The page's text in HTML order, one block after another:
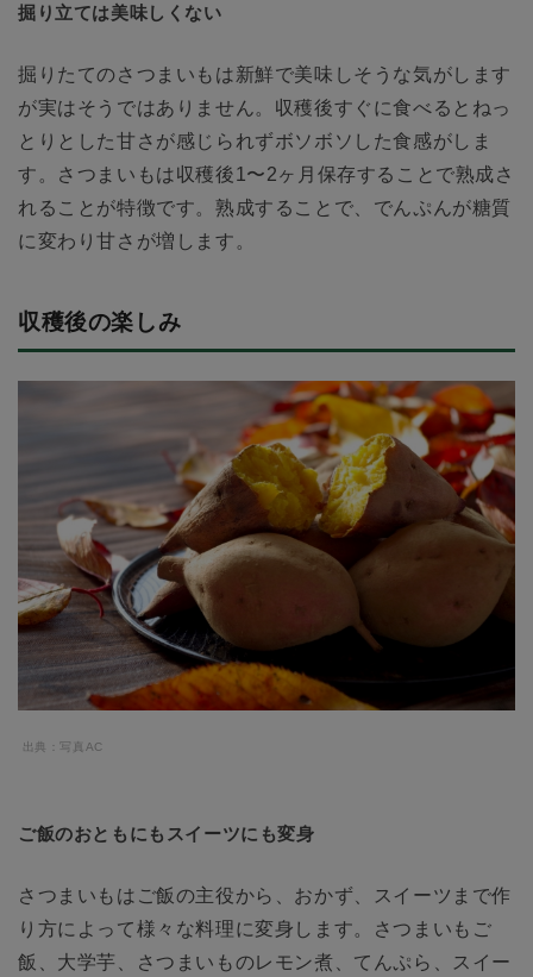
掘り立ては美味しくない
掘りたてのさつまいもは新鮮で美味しそうな気がします
が実はそうではありません。収穫後すぐに食べるとねっ
とりとした甘さが感じられずボソボソした食感がしま
す。さつまいもは収穫後1〜2ヶ月保存することで熟成さ
れることが特徴です。熟成することで、でんぷんが糖質
に変わり甘さが増します。
収穫後の楽しみ
出典：写真AC
ご飯のおともにもスイーツにも変身
さつまいもはご飯の主役から、おかず、スイーツまで作
り方によって様々な料理に変身します。さつまいもご
飯、大学芋、さつまいものレモン煮、てんぷら、スイー